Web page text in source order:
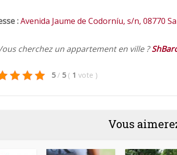
:Avenida Jaume de Codorníu, s/n, 08770
cherchez un appartement en ville ?
5 / 5 ( 1 vote )
Vous